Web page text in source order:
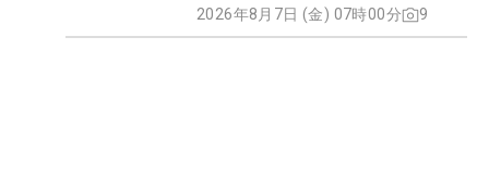
2026年8月7日 (金) 07時00分 9